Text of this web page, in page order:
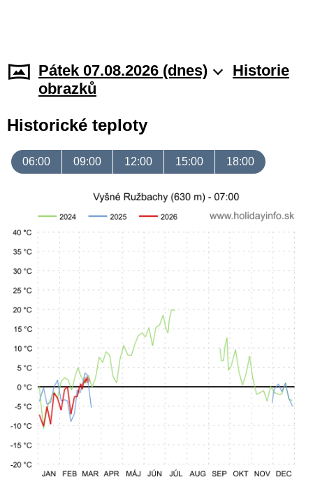
Pátek 07.08.2026 (dnes)
Historie
obrazků
Historické teploty
06:00 09:00 12:00 15:00 18:00